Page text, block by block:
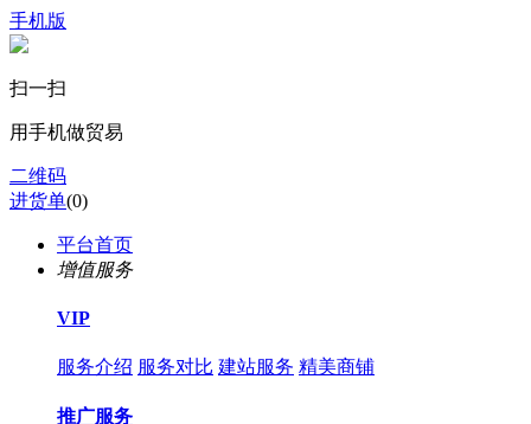
手机版
扫一扫
用手机做贸易
二维码
进货单(0)
平台首页
增值服务
VIP
服务介绍 服务对比 建站服务 精美商铺
推广服务